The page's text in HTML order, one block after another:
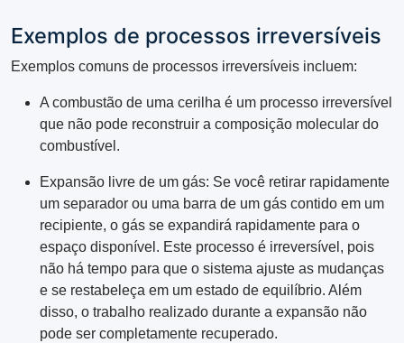
Exemplos de processos irreversíveis
Exemplos comuns de processos irreversíveis incluem:
A combustão de uma cerilha é um processo irreversível
que não pode reconstruir a composição molecular do
combustível.
Expansão livre de um gás: Se você retirar rapidamente
um separador ou uma barra de um gás contido em um
recipiente, o gás se expandirá rapidamente para o
espaço disponível. Este processo é irreversível, pois
não há tempo para que o sistema ajuste as mudanças
e se restabeleça em um estado de equilíbrio. Além
disso, o trabalho realizado durante a expansão não
pode ser completamente recuperado.